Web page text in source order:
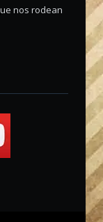
nos rodean